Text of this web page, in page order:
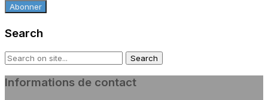
Search
Informations de contact